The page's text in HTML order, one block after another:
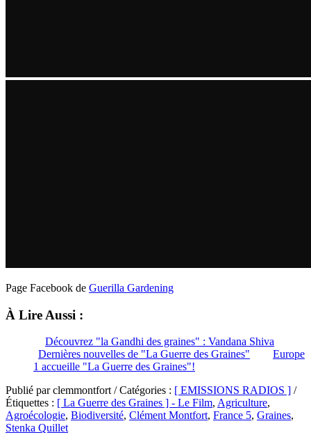
Page Facebook de Guerilla Gardening
À Lire Aussi :
Découvrez "la Gandhi des graines" : Vandana Shiva
Dernières nouvelles de "La Guerre des Graines"
Europe
1 accueille "La Guerre des Graines"!
Publié par clemmontfort / Catégories : [ EMISSIONS RADIOS ] /
Étiquettes : [ La Guerre des Graines ] - Le Film, Agriculture,
Agroécologie, Biodiversité, Clément Montfort, France 5, Graines,
Stenka Quillet